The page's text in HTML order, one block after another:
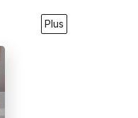
Plus